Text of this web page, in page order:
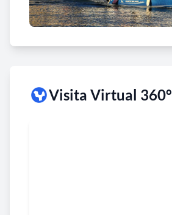
Visita Virtual 360°